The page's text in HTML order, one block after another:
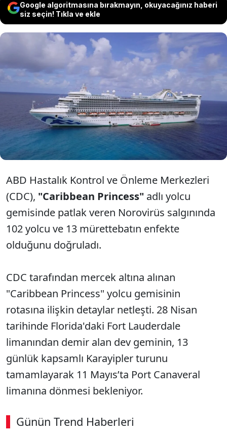
Google algoritmasına bırakmayın, okuyacağınız haberi
siz seçin! Tıkla ve ekle
Dünya, Hantavirüs salgınının paniğini
yaşarken ABD'den kalkan bir yolcu
gemisinde de Norovirüs salgını görüldü.
Gemide 102 yolcu ve 13 mürettebatın
enfekte olduğu açıklandı.
ABD Hastalık Kontrol ve Önleme Merkezleri
(CDC), "Caribbean Princess" adlı yolcu
gemisinde patlak veren Norovirüs salgınında
102 yolcu ve 13 mürettebatın enfekte
olduğunu doğruladı.
CDC tarafından mercek altına alınan
"Caribbean Princess" yolcu gemisinin
rotasına ilişkin detaylar netleşti. 28 Nisan
tarihinde Florida'daki Fort Lauderdale
limanından demir alan dev geminin, 13
günlük kapsamlı Karayipler turunu
tamamlayarak 11 Mayıs’ta Port Canaveral
limanına dönmesi bekleniyor.
Günün Trend Haberleri